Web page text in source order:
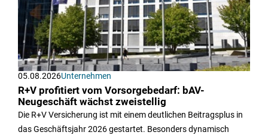
05.08.2026Unternehmen
R+V profitiert vom Vorsorgebedarf: bAV-
Neugeschäft wächst zweistellig
Die R+V Versicherung ist mit einem deutlichen Beitragsplus in
das Geschäftsjahr 2026 gestartet. Besonders dynamisch